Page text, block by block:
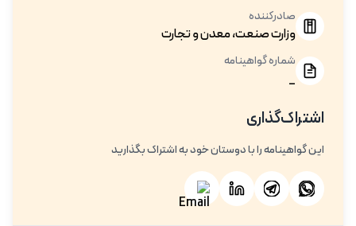
صادرکننده
وزارت صنعت، معدن و تجارت
شماره گواهینامه
_
اشتراک‌گذاری
این گواهینامه را با دوستان خود به اشتراک بگذارید